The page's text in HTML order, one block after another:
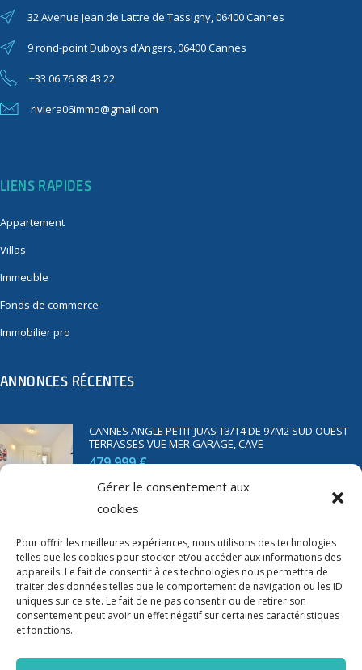
Gérer le consentement aux
cookies
Pour offrir les meilleures expériences, nous utilisons des technologies
telles que les cookies pour stocker et/ou accéder aux informations des
appareils. Le fait de consentir à ces technologies nous permettra de
traiter des données telles que le comportement de navigation ou les ID
uniques sur ce site. Le fait de ne pas consentir ou de retirer son
consentement peut avoir un effet négatif sur certaines caractéristiques
et fonctions.
32 Avenue Jean de Lattre de Tassigny, 06400 Cannes
9 rond-point Duboys d’Angers, 06400 Cannes
+33 06 76 88 43 22
riviera06immo@gmail.com
LIENS RAPIDES
Appartement
Villas
Immeuble
Fonds de commerce
Immobilier pro
ANNONCES RÉCENTES
CANNES ANGLE PETIT JUAS T3/T4 DE 97M2 SUD OUEST
TERRASSES VUE MER GARAGE, CAVE
479 999 €
TERRASSE PARKING
350 000 €